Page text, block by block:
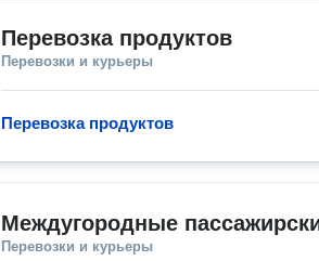
Перевозка продуктов
Перевозки и курьеры
Перевозка продуктов
Междугородные
Перевозки и курьеры